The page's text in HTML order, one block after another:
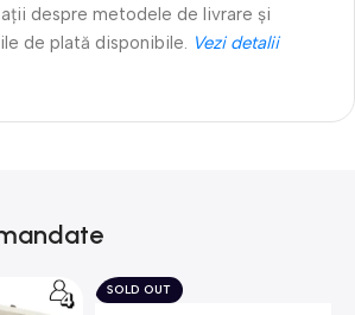
despre metodele de livrare și
de plată disponibile. Vezi detalii
SOLD OUT